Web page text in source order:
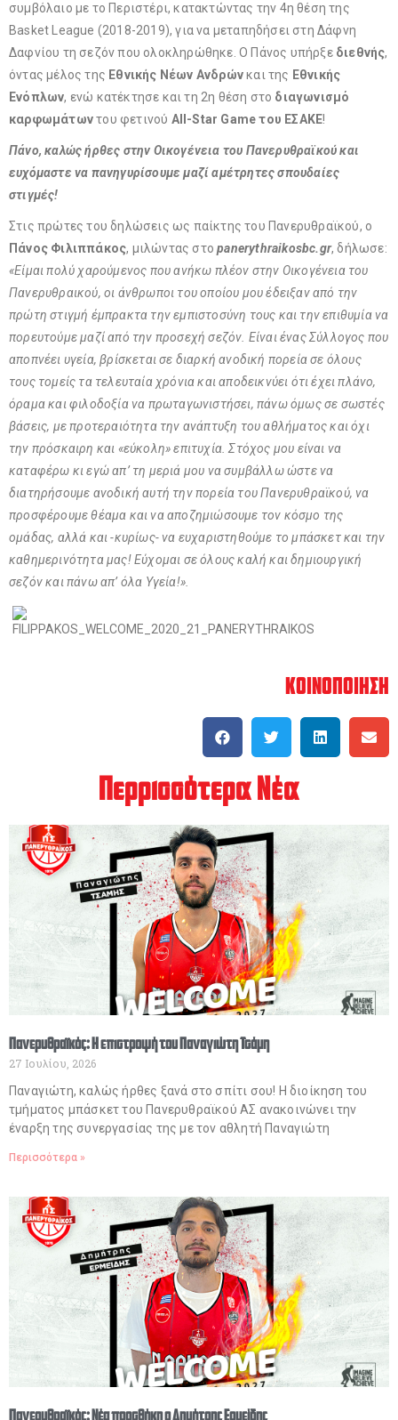
συμβόλαιο με το Περιστέρι, κατακτώντας την 4η θέση της
Basket League (2018-2019), για να μεταπηδήσει στη Δάφνη
Δαφνίου τη σεζόν που ολοκληρώθηκε. Ο Πάνος υπήρξε διεθνής,
όντας μέλος της Εθνικής Νέων Ανδρώνκαι της Εθνικής
Ενόπλων, ενώ κατέκτησε και τη 2η θέση στο διαγωνισμό
καρφωμάτωντου φετινού All-Star Game του ΕΣΑΚΕ!
Πάνο, καλώς ήρθες στην Οικογένεια του Πανερυθραϊκού και
ευχόμαστε να πανηγυρίσουμε μαζί αμέτρητες σπουδαίες
στιγμές!
Στις πρώτες του δηλώσεις ως παίκτης του Πανερυθραϊκού, ο
Πάνος Φιλιππάκος, μιλώντας στοpanerythraikosbc.gr, δήλωσε:
«Είμαι πολύ χαρούμενος που ανήκω πλέον στην Οικογένεια του
Πανερυθραικού, οι άνθρωποι του οποίου μου έδειξαν από την
πρώτη στιγμή έμπρακτα την εμπιστοσύνη τους και την επιθυμία να
πορευτούμε μαζί από την προσεχή σεζόν. Είναι ένας Σύλλογος που
αποπνέει υγεία, βρίσκεται σε διαρκή ανοδική πορεία σε όλους
τους τομείς τα τελευταία χρόνια και αποδεικνύει ότι έχει πλάνο,
όραμα και φιλοδοξία να πρωταγωνιστήσει, πάνω όμως σε σωστές
βάσεις, με προτεραιότητα την ανάπτυξη του αθλήματος και όχι
την πρόσκαιρη και «εύκολη» επιτυχία. Στόχος μου είναι να
καταφέρω κι εγώ απ’ τη μεριά μου να συμβάλλω ώστε να
διατηρήσουμε ανοδική αυτή την πορεία του Πανερυθραϊκού, να
προσφέρουμε θέαμα και να αποζημιώσουμε τον κόσμο της
ομάδας, αλλά και -κυρίως- να ευχαριστηθούμε το μπάσκετ και την
καθημερινότητα μας! Εύχομαι σε όλους καλή και δημιουργική
σεζόν και πάνω απ’ όλα Υγεία!».
ΚΟΙΝΟΠΟΙΗΣΗ
Περρισσότερα Νέα
Πανερυθραϊκός: Η επιστροφή του Παναγιώτη Τσάμη
27 Ιουλίου, 2026
Παναγιώτη, καλώς ήρθες ξανά στο σπίτι σου! Η διοίκηση του
τμήματος μπάσκετ του Πανερυθραϊκού ΑΣ ανακοινώνει την
έναρξη της συνεργασίας της με τον αθλητή Παναγιώτη
Περισσότερα »
Πανερυθραϊκός: Νέα προσθήκη ο Δημήτρης Ερμείδης